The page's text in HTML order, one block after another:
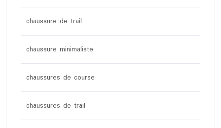
chaussure de trail
chaussure minimaliste
chaussures de course
chaussures de trail